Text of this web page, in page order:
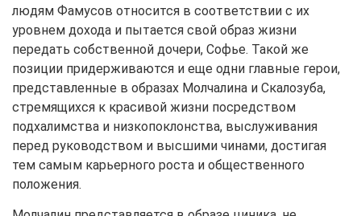
людям Фамусов относится в соответствии с их
уровнем дохода и пытается свой образ жизни
передать собственной дочери, Софье. Такой же
позиции придерживаются и еще одни главные герои,
представленные в образах Молчалина и Скалозуба,
стремящихся к красивой жизни посредством
подхалимства и низкопоклонства, выслуживания
перед руководством и высшими чинами, достигая
тем самым карьерного роста и общественного
положения.